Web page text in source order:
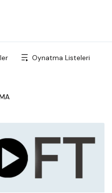
Oynatma Listeleri